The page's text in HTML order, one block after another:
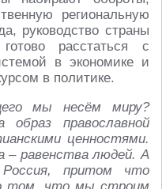
региональную
руководство страны
расстаться с
в экономике и
в политике.
мы несём миру?
образ православной
ценностями.
– равенства людей. А
притом что